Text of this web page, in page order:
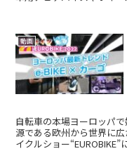
動画
自転車の本場ヨーロッパ
源である欧州から世界に
イクルショー